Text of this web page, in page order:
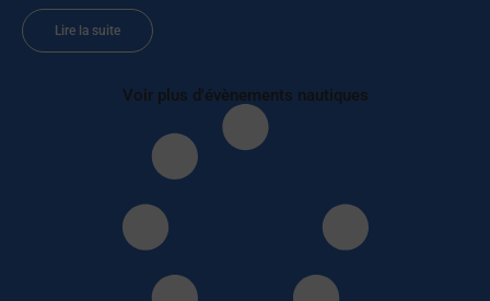
Lire la suite
Voir plus d'évènements nautiques